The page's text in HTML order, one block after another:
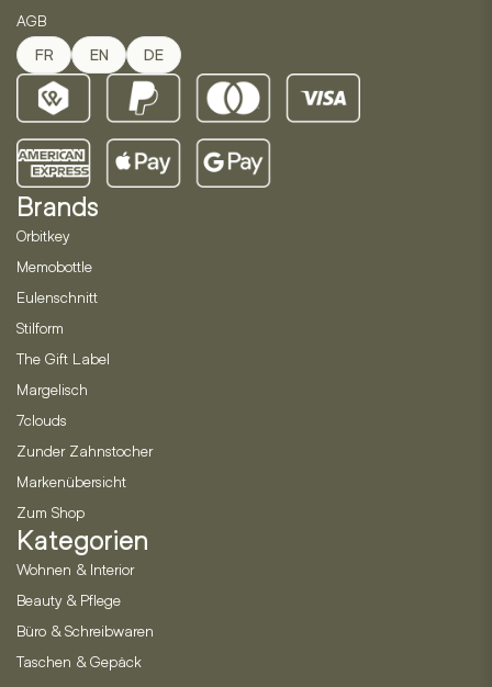
AGB
FR EN DE
Brands
Orbitkey
Memobottle
Eulenschnitt
Stilform
The Gift Label
Margelisch
7clouds
Zunder Zahnstocher
Markenübersicht
Zum Shop
Kategorien
Wohnen & Interior
Beauty & Pflege
Büro & Schreibwaren
Taschen & Gepäck